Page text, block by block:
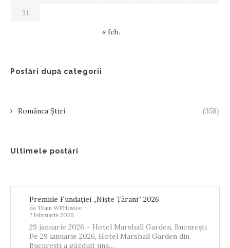
31
« feb.
Postări după categorii
Românca Știri (358)
Ultimele postări
Premiile Fundației „Niște Țărani” 2026
de Team WPHostee
7 februarie 2026
29 ianuarie 2026 – Hotel Marshall Garden, București
Pe 29 ianuarie 2026, Hotel Marshall Garden din
București a găzduit una…